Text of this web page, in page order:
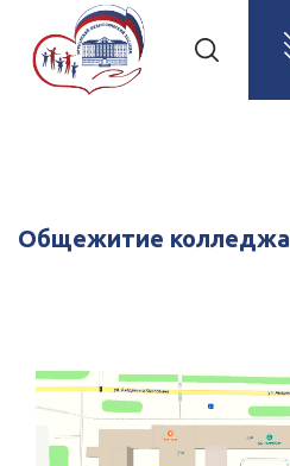
Общежитие колледжа